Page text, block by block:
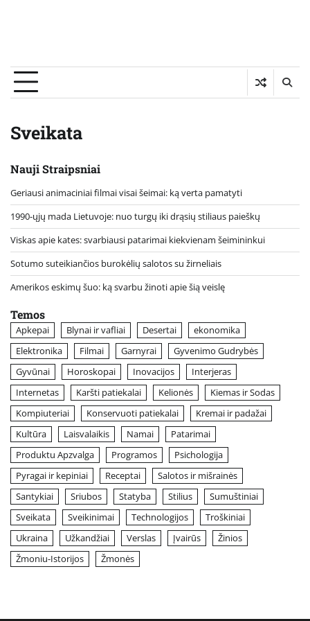
Sveikata
Nauji Straipsniai
Geriausi animaciniai filmai visai šeimai: ką verta pamatyti
1990-ųjų mada Lietuvoje: nuo turgų iki drąsių stiliaus paieškų
Viskas apie kates: svarbiausi patarimai kiekvienam šeimininkui
Sotumo suteikiančios burokėlių salotos su žirneliais
Amerikos eskimų šuo: ką svarbu žinoti apie šią veislę
Temos
Apkepai Blynai ir vafliai Desertai
ekonomika
Elektronika
Filmai Garnyrai
Gyvenimo Gudrybės
Gyvūnai
Horoskopai Inovacijos
Interjeras
Internetas
Karšti patiekalai Kelionės
Kiemas ir Sodas
Kompiuteriai
Konservuoti patiekalai
Kremai ir padažai
Kultūra
Laisvalaikis Namai
Patarimai
Produktu Apzvalga
Programos
Psichologija
Pyragai ir kepiniai
Receptai
Salotos ir mišrainės
Santykiai
Sriubos Statyba Stilius
Sumuštiniai
Sveikata
Sveikinimai Technologijos
Troškiniai
Ukraina
Užkandžiai Verslas Įvairūs
Žinios
Žmoniu-Istorijos
Žmonės